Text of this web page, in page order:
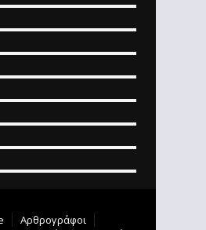
Αρθρογράφοι